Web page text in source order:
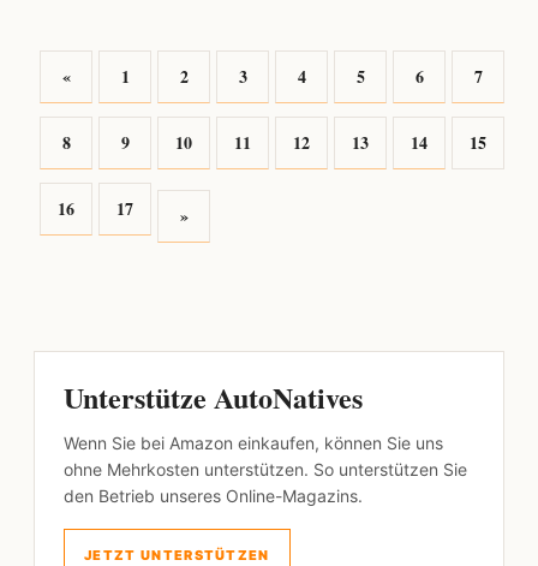
« 1 2 3 4 5 6 7
8 9 10 11 12 13 14 15
16 17 »
Unterstütze AutoNatives
Wenn Sie bei Amazon einkaufen, können Sie uns
ohne Mehrkosten unterstützen. So unterstützen Sie
den Betrieb unseres Online-Magazins.
JETZT UNTERSTÜTZEN